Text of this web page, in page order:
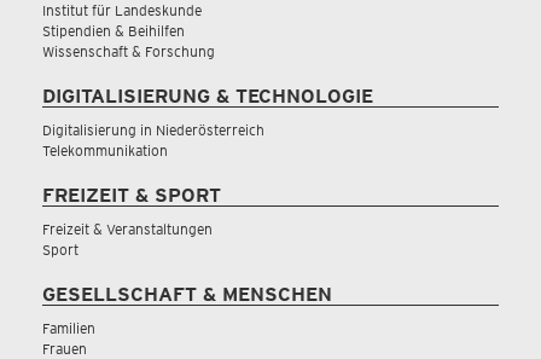
Institut für Landeskunde
Stipendien & Beihilfen
Wissenschaft & Forschung
DIGITALISIERUNG & TECHNOLOGIE
Digitalisierung in Niederösterreich
Telekommunikation
FREIZEIT & SPORT
Freizeit & Veranstaltungen
Sport
GESELLSCHAFT & MENSCHEN
Familien
Frauen